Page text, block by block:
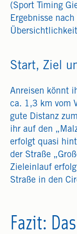
(Sport Timing
Ergebnisse
Start, Ziel
Anreisen könnt
ca. 1,3 km vom
gute Distanz
ihr auf den
erfolgt quasi
der Straße
Zieleinlauf
Straße in den
Fazit: